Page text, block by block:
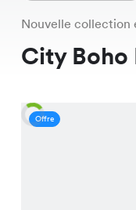
Nouvelle collection
City Boho
Offre